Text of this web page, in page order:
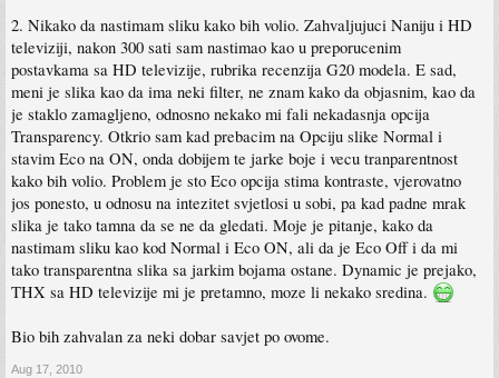
2. Nikako da nastimam sliku kako bih volio. Zahvaljujuci Naniju i HD
televiziji, nakon 300 sati sam nastimao kao u preporucenim
postavkama sa HD televizije, rubrika recenzija G20 modela. E sad,
meni je slika kao da ima neki filter, ne znam kako da objasnim, kao da
je staklo zamagljeno, odnosno nekako mi fali nekadasnja opcija
Transparency. Otkrio sam kad prebacim na Opciju slike Normal i
stavim Eco na ON, onda dobijem te jarke boje i vecu tranparentnost
kako bih volio. Problem je sto Eco opcija stima kontraste, vjerovatno
jos ponesto, u odnosu na intezitet svjetlosi u sobi, pa kad padne mrak
slika je tako tamna da se ne da gledati. Moje je pitanje, kako da
nastimam sliku kao kod Normal i Eco ON, ali da je Eco Off i da mi
tako transparentna slika sa jarkim bojama ostane. Dynamic je prejako,
THX sa HD televizije mi je pretamno, moze li nekako sredina.
Bio bih zahvalan za neki dobar savjet po ovome.
Aug 17, 2010